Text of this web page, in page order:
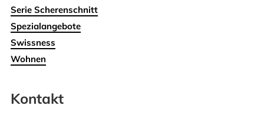
Serie Scherenschnitt
Spezialangebote
Swissness
Wohnen
Kontakt